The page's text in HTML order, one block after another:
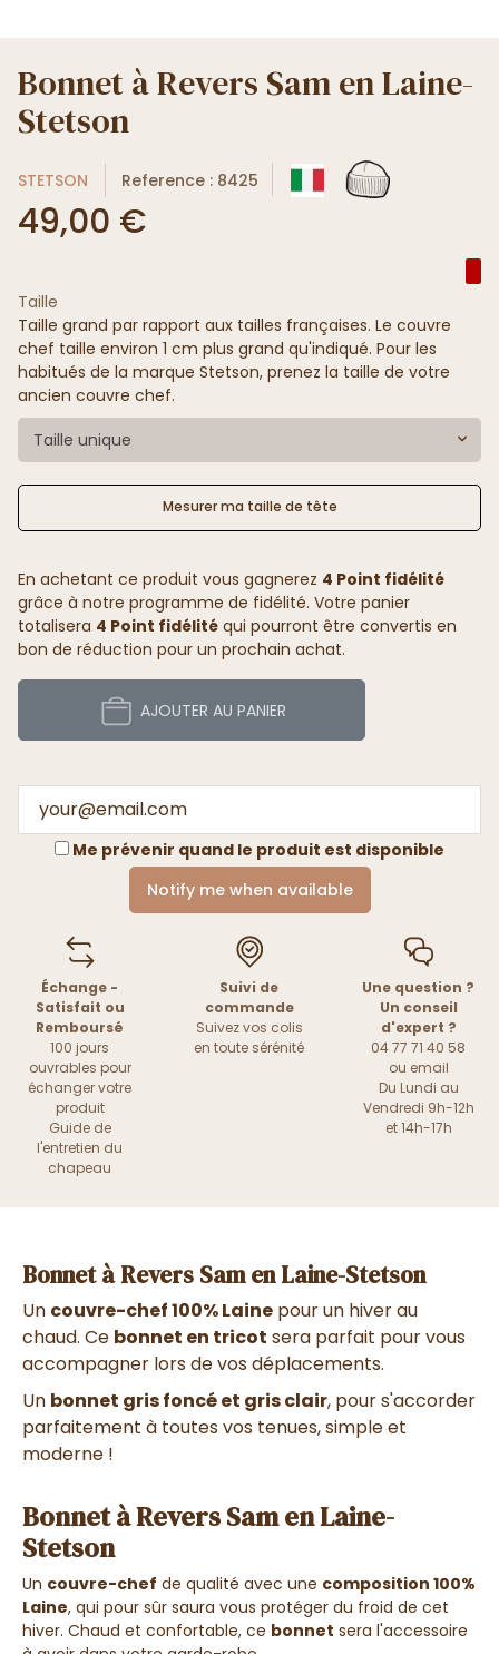
Bonnet à Revers Sam en Laine-
Stetson
STETSON Reference : 8425
49,00 €
Taille
Taille grand par rapport aux tailles françaises. Le couvre
chef taille environ 1 cm plus grand qu'indiqué. Pour les
habitués de la marque Stetson, prenez la taille de votre
ancien couvre chef.
Taille unique
Mesurer ma taille de tête
En achetant ce produit vous gagnerez 4 Point fidélité
grâce à notre programme de fidélité. Votre panier
totalisera 4 Point fidélité qui pourront être convertis en
bon de réduction pour un prochain achat.
AJOUTER AU PANIER
Me prévenir quand le produit est disponible
Notify me when available
Échange -
Satisfait ou
Remboursé
100 jours
ouvrables pour
échanger votre
produit
Guide de
l'entretien du
chapeau
Suivi de
commande
Suivez vos colis
en toute sérénité
Une question ?
Un conseil
d'expert ?
04 77 71 40 58
ou email
Du Lundi au
Vendredi 9h-12h
et 14h-17h
Bonnet à Revers Sam en Laine-Stetson
Un couvre-chef 100% Laine pour un hiver au
chaud. Ce bonnet en tricot sera parfait pour vous
accompagner lors de vos déplacements.
Un bonnet gris foncé et gris clair, pour s'accorder
parfaitement à toutes vos tenues, simple et
moderne !
Bonnet à Revers Sam en Laine-
Stetson
Un couvre-chef de qualité avec une composition 100%
Laine, qui pour sûr saura vous protéger du froid de cet
hiver. Chaud et confortable, ce bonnet sera l'accessoire